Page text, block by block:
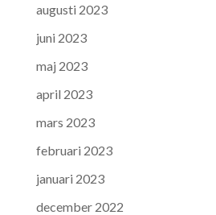
augusti 2023
juni 2023
maj 2023
april 2023
mars 2023
februari 2023
januari 2023
december 2022